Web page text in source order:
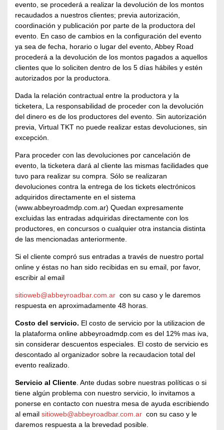
evento, se procederá a realizar la devolución de los montos
recaudados a nuestros clientes; previa autorización,
coordinación y publicación por parte de la productora del
evento. En caso de cambios en la configuración del evento
ya sea de fecha, horario o lugar del evento, Abbey Road
procederá a la devolución de los montos pagados a aquellos
clientes que lo soliciten dentro de los 5 días hábiles y estén
autorizados por la productora.
Dada la relación contractual entre la productora y la
ticketera, La responsabilidad de proceder con la devolución
del dinero es de los productores del evento. Sin autorización
previa, Virtual TKT no puede realizar estas devoluciones, sin
excepción.
Para proceder con las devoluciones por cancelación de
evento, la ticketera dará al cliente las mismas facilidades que
tuvo para realizar su compra. Sólo se realizaran
devoluciones contra la entrega de los tickets electrónicos
adquiridos directamente en el sistema
(www.abbeyroadmdp.com.ar) Quedan expresamente
excluidas las entradas adquiridas directamente con los
productores, en concursos o cualquier otra instancia distinta
de las mencionadas anteriormente.
Si el cliente compró sus entradas a través de nuestro portal
online y éstas no han sido recibidas en su email, por favor,
escribir al email
sitioweb@abbeyroadbar.com.ar con su caso y le daremos
respuesta en aproximadamente 48 horas.
Costo del servicio. El costo de servicio por la utilizacion de
la plataforma online abbeyroadmdp.com es del 12% mas iva,
sin considerar descuentos especiales. El costo de servicio es
descontado al organizador sobre la recaudacion total del
evento realizado.
Servicio al Cliente . Ante dudas sobre nuestras políticas o si
tiene algún problema con nuestro servicio, lo invitamos a
ponerse en contacto con nuestra mesa de ayuda escribiendo
al email sitioweb@abbeyroadbar.com.ar con su caso y le
daremos respuesta a la brevedad posible.